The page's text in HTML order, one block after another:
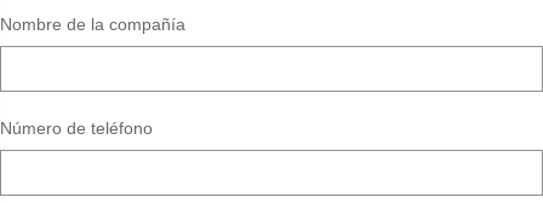
Nombre de la compañía
Número de teléfono